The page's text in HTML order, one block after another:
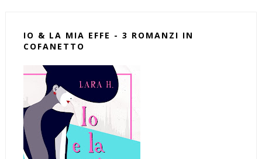
IO & LA MIA EFFE - 3 ROMANZI IN
COFANETTO